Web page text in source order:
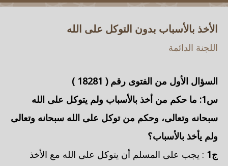
الأخذ بالأسباب بدون التوكل على الله
اللجنة الدائمة
السؤال الأول من الفتوى رقم ( 18281
)
س1: ما حكم من أخذ بالأسباب ولم يتوكل على الله
سبحانه وتعالى، وحكم من توكل على الله سبحانه وتعالى
ولم يأخذ بالأسباب؟
ج1
: يجب على المسلم أن يتوكل على الله مع الأخذ